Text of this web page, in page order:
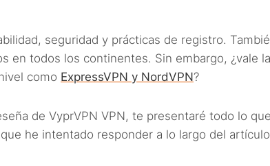
seguridad y prácticas de registro.
en todos los continentes. Sin embargo, ¿vale la
como ExpressVPN y NordVPN?
de VyprVPN VPN, te presentaré todo lo que
he intentado responder a lo largo del